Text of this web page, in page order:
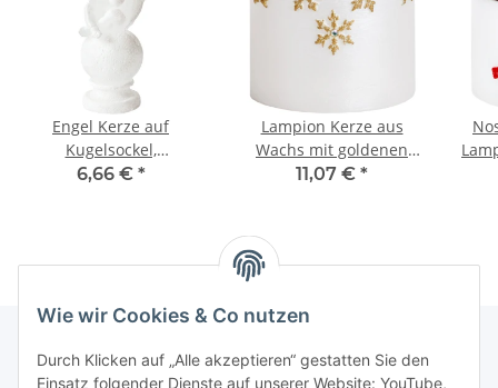
Wie wir Cookies & Co nutzen
Durch Klicken auf „Alle akzeptieren“ gestatten Sie den
Einsatz folgender Dienste auf unserer Website: YouTube,
Engel Kerze auf
Kugelsockel,
Weihnachtsengel aus
6,66 € *
Lampion Kerze aus
Wachs mit goldenen
Schneeflocken
11,07 € *